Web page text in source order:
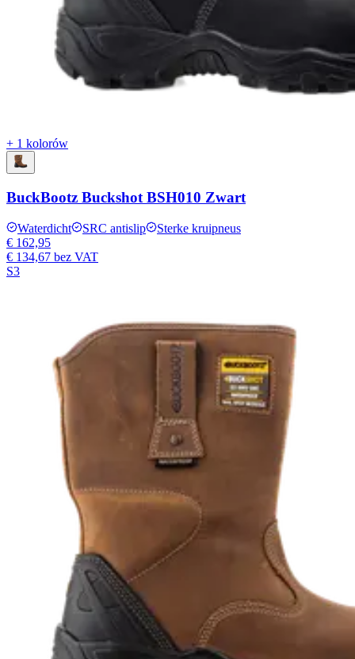
+ 1 kolorów
BuckBootz Buckshot BSH010 Zwart
Waterdicht SRC antislip
Sterke kruipneus
€ 162,95
€ 134,67 bez VAT
S3